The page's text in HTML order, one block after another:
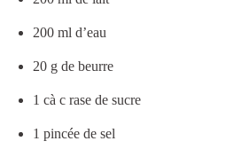
200 ml d’eau
20 g de beurre
1 cà c rase de sucre
1 pincée de sel